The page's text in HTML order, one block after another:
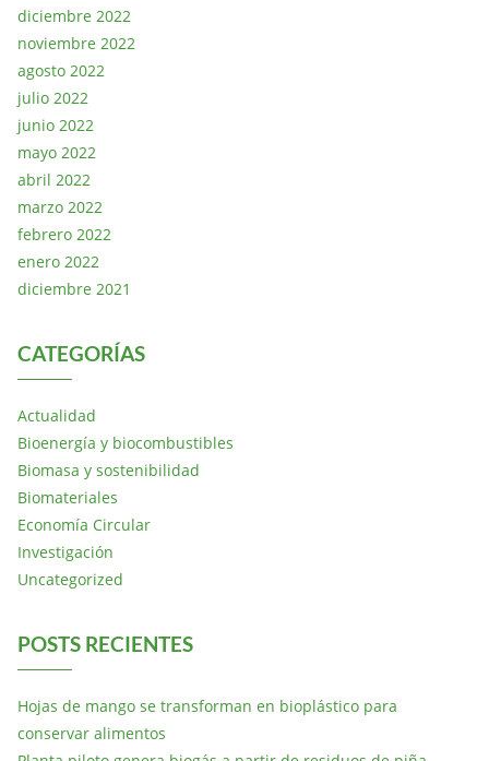
diciembre 2022
noviembre 2022
agosto 2022
julio 2022
junio 2022
mayo 2022
abril 2022
marzo 2022
febrero 2022
enero 2022
diciembre 2021
CATEGORÍAS
Actualidad
Bioenergía y biocombustibles
Biomasa y sostenibilidad
Biomateriales
Economía Circular
Investigación
Uncategorized
POSTS RECIENTES
Hojas de mango se transforman en bioplástico para
conservar alimentos